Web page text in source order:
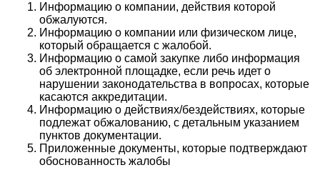
Информацию о компании, действия которой
обжалуются.
Информацию о компании или физическом лице,
который обращается с жалобой.
Информацию о самой закупке либо информация
об электронной площадке, если речь идет о
нарушении законодательства в вопросах, которые
касаются аккредитации.
Информацию о действиях/бездействиях, которые
подлежат обжалованию, с детальным указанием
пунктов документации.
Приложенные документы, которые подтверждают
обоснованность жалобы